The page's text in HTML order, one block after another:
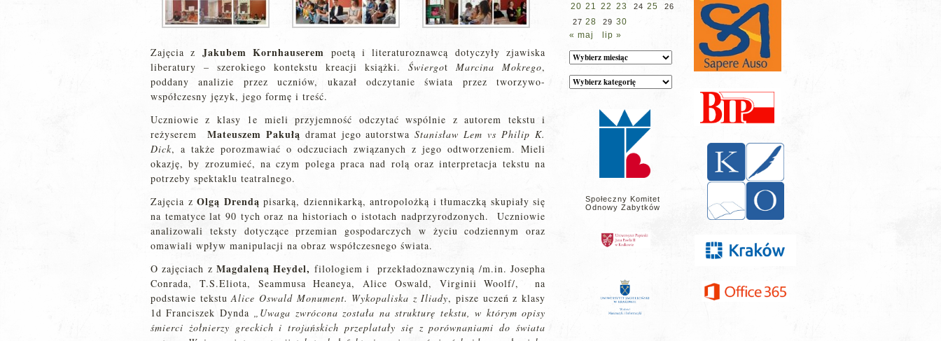
Zajęcia z Jakubem Kornhauserem poetą i literaturoznawcą dotyczyły zjawiska
liberatury – szerokiego kontekstu kreacji książki. Świergot Marcina Mokrego,
poddany analizie przez uczniów, ukazał odczytanie świata przez tworzywo-
współczesny język, jego formę i treść.
Uczniowie z klasy 1e mieli przyjemność odczytać wspólnie z autorem tekstu i
reżyserem Mateuszem Pakułą dramat jego autorstwaStanisław Lem vs Philip K.
Dick, a także porozmawiać o odczuciach związanych z jego odtworzeniem. Mieli
okazję, by zrozumieć, na czym polega praca nad rolą oraz interpretacja tekstu na
potrzeby spektaklu teatralnego.
Zajęcia z Olgą Drendą pisarką, dziennikarką, antropolożką i tłumaczką skupiały się
na tematyce lat 90 tych oraz na historiach o istotach nadprzyrodzonych. Uczniowie
analizowali teksty dotyczące przemian gospodarczych w życiu codziennym oraz
omawiali wpływ manipulacji na obraz współczesnego świata.
O zajęciach z Magdaleną Heydel, filologiem i
przekładoznawczynią /m.in. Josepha
Conrada, T.S.Eliota, Seammusa Heaneya, Alice Oswald, Virginii Woolf/,
na
podstawie tekstuAlice Oswald Monument. Wykopaliska z Iliady, pisze uczeń z klasy
1d Franciszek Dynda „Uwaga zwrócona została na strukturę tekstu, w którym opisy
śmierci żołnierzy greckich i trojańskich przeplatały się z porównaniami do świata
20 21 22 23 24 25
26
27 28 29 30
« maj
lip »
Archiwum
Kategorie
wpisów
Społeczny Komitet
Odnowy Zabytków